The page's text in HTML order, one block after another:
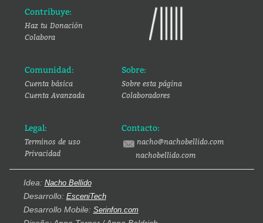
Contribuye:
Haz tu Donación
Colabora
Comunidad:
Cuenta básica
Cuenta Avanzada
Sobre:
Sobre esta página
Colaboradores
Legal:
Terminos de uso
Privacidad
Contacto:
nacho@nachobellido.com
nachobellido.com
Idea: Nacho Bellido
Desarrollo: EsceniTech
Desarrollo Mobile: Serinfon.com